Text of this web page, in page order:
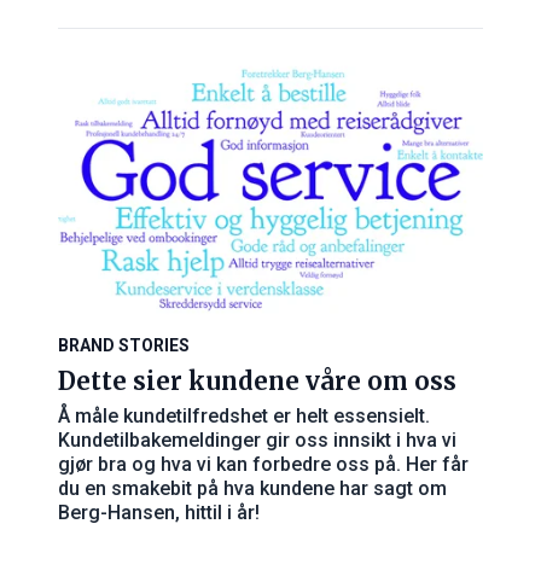
BRAND STORIES
Dette sier kundene våre om oss
Å måle kundetilfredshet er helt essensielt.
Kundetilbakemeldinger gir oss innsikt i hva vi
gjør bra og hva vi kan forbedre oss på. Her får
du en smakebit på hva kundene har sagt om
Berg-Hansen, hittil i år!